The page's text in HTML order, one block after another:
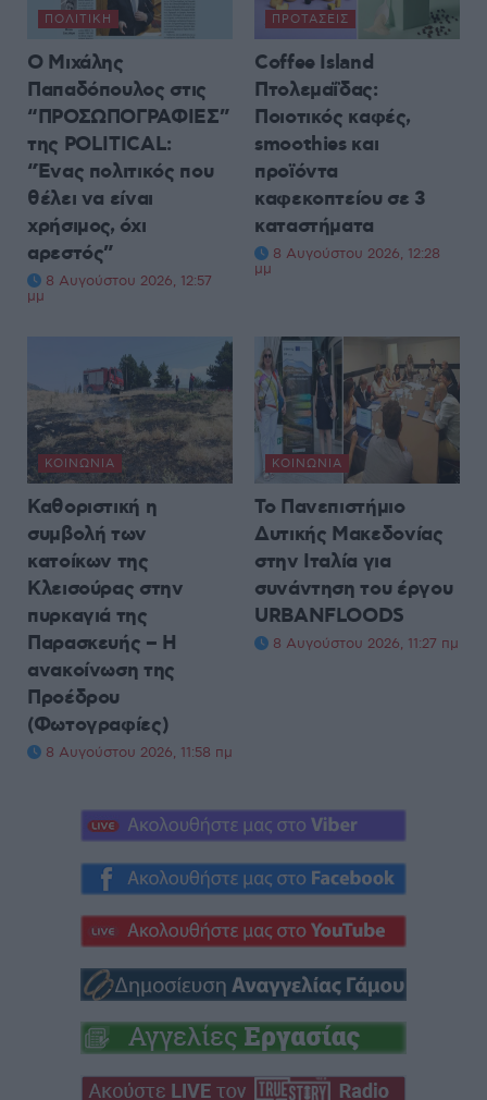
ΠΟΛΙΤΙΚΉ
Ο Μιχάλης
Παπαδόπουλος στις
“ΠΡΟΣΩΠΟΓΡΑΦΙΕΣ”
της POLITICAL:
“Ένας πολιτικός που
θέλει να είναι
χρήσιμος, όχι
αρεστός”
8 Αυγούστου 2026, 12:57
μμ
ΠΡΟΤΆΣΕΙΣ
Coffee Island
Πτολεμαΐδας:
Ποιοτικός καφές,
smoothies και
προϊόντα
καφεκοπτείου σε 3
καταστήματα
8 Αυγούστου 2026, 12:28
μμ
ΚΟΙΝΩΝΊΑ
Καθοριστική η
συμβολή των
κατοίκων της
Κλεισούρας στην
πυρκαγιά της
Παρασκευής – Η
ανακοίνωση της
Προέδρου
(Φωτογραφίες)
8 Αυγούστου 2026, 11:58 πμ
ΚΟΙΝΩΝΊΑ
Το Πανεπιστήμιο
Δυτικής Μακεδονίας
στην Ιταλία για
συνάντηση του έργου
URBANFLOODS
8 Αυγούστου 2026, 11:27 πμ